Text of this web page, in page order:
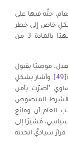
حثّه فيها على
خاص إلى خطر
انتهاك لبنان لمبدأ عدم الإعادة القسرية، مستشهدًا بالمادة 3 من
العدل، موصيًا بقبول
[49]
. وأشار بشكلٍ
"أضرّت بأمن
الشرط المنصوص
النائب العام أن وقائع
سياسي، مُشيرًا إلى
سياديٌّ اتخذته